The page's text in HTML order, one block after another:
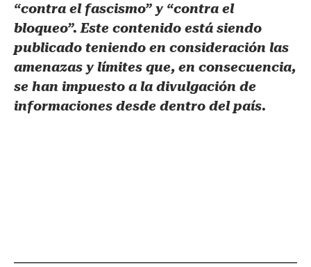
“contra el fascismo” y “contra el
bloqueo”. Este contenido está siendo
publicado teniendo en consideración las
amenazas y límites que, en consecuencia,
se han impuesto a la divulgación de
informaciones desde dentro del país.